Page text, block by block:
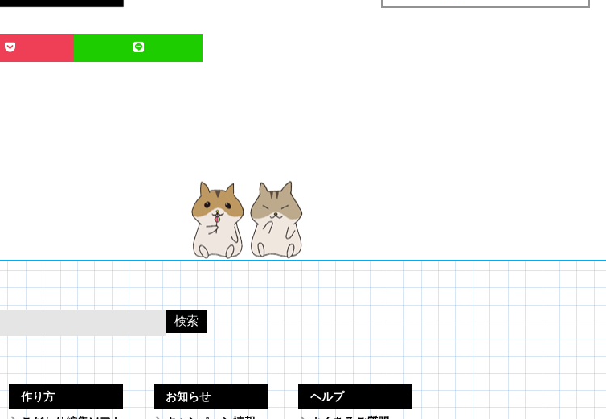
検索
作り方 お知らせ ヘルプ